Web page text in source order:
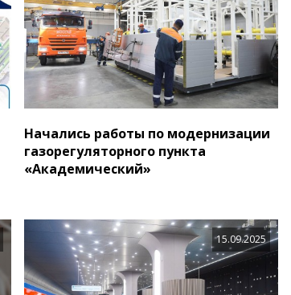
Начались работы по модернизации
газорегуляторного пункта
«Академический»
15.09.2025